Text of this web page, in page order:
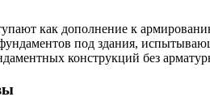
как дополнение к
под здания,
конструкций без